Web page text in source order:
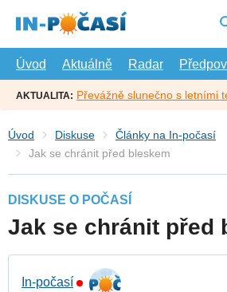
hlavní
Úvod
Aktuálně Radar
AKTUALITA: Převážně slunečno s letními
Úvod Diskuse
Články na In-počasí
Jak se chránit před bleskem
DISKUSE O POČASÍ
Jak se chránit před
In-počasí